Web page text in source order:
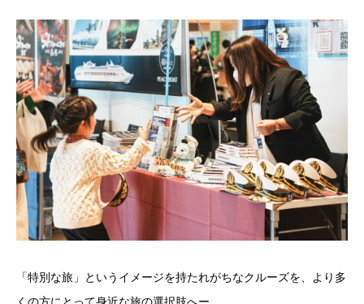
「特別な旅」というイメージを持たれがちなクルーズを、より多